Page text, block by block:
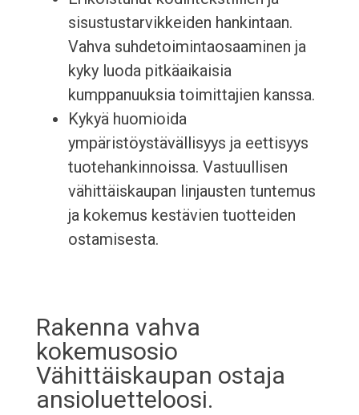
sisustustarvikkeiden hankintaan.
Vahva suhdetoimintaosaaminen ja
kyky luoda pitkäaikaisia
kumppanuuksia toimittajien kanssa.
Kykyä huomioida
ympäristöystävällisyys ja eettisyys
tuotehankinnoissa. Vastuullisen
vähittäiskaupan linjausten tuntemus
ja kokemus kestävien tuotteiden
ostamisesta.
Rakenna vahva
kokemusosio
Vähittäiskaupan ostaja
ansioluetteloosi.